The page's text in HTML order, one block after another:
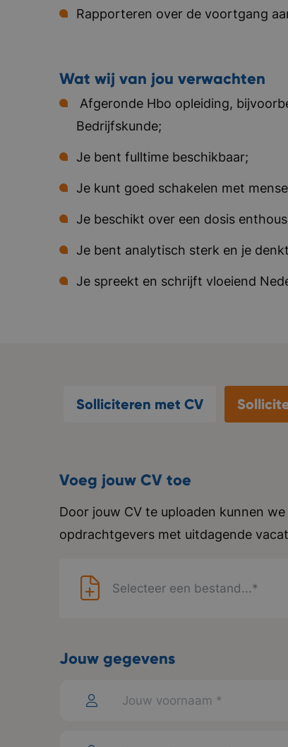
Rapporteren over de voortgang
Wat wij van jou verwachten
Afgeronde Hbo opleiding,
Bedrijfskunde;
Je bent fulltime beschikbaar;
Je kunt goed schakelen met
Je beschikt over een dosis
Je bent analytisch sterk en je
Je spreekt en schrijft vloeiend
Solliciteren met CV
Voeg jouw CV toe
Door jouw CV te uploaden kunnen
opdrachtgevers met uitdagende
Selecteer een bestand...*
Jouw gegevens